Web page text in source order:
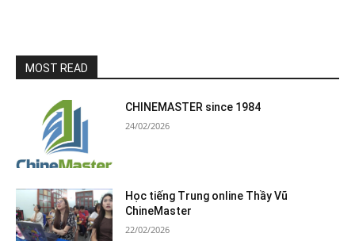
MOST READ
CHINEMASTER since 1984
24/02/2026
Học tiếng Trung online Thầy Vũ
ChineMaster
22/02/2026